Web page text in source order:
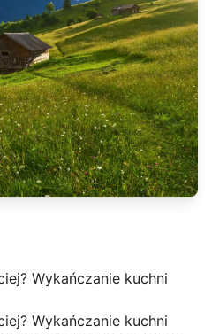
Wykańczanie kuchni
Wykańczanie kuchni